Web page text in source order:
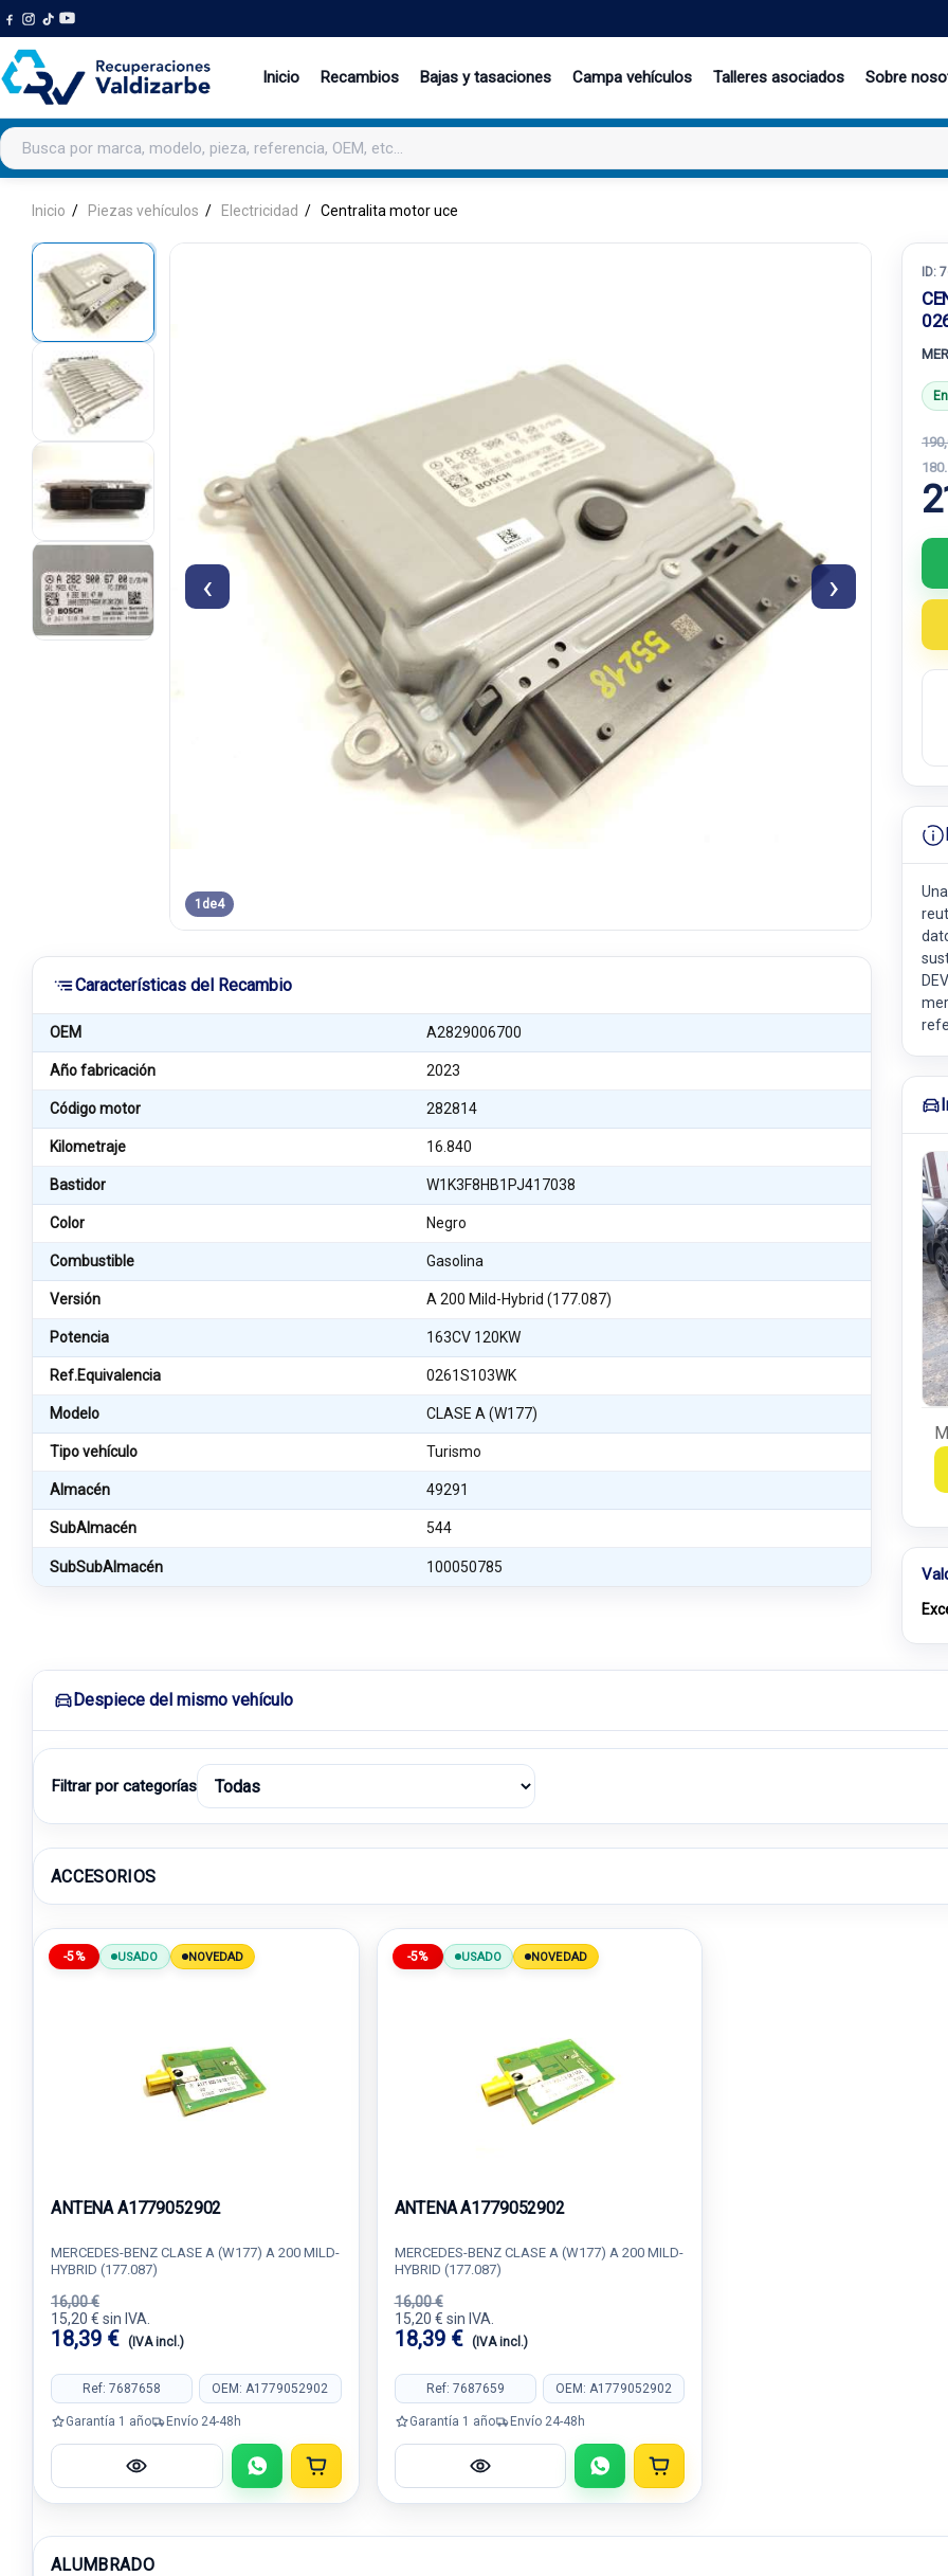
Inicio Recambios Bajas y tasaciones Campa vehículos Talleres asociados Sobre
Buscar productos
Inicio Piezas vehículos Electricidad Centralita motor uce
‹ ›
1 de4
Características del Recambio
OEM A2829006700
Año fabricación 2023
Código motor 282814
Kilometraje 16.840
Bastidor W1K3F8HB1PJ417038
Color Negro
Combustible Gasolina
Versión A 200 Mild-Hybrid (177.087)
Potencia 163CV 120KW
Ref.Equivalencia 0261S103WK
Modelo CLASE A (W177)
Tipo vehículo Turismo
Almacén 49291
SubAlmacén 544
SubSubAlmacén 100050785
ID:
Despiece del mismo vehículo
Filtrar por categorías
ACCESORIOS
-5% USADO NOVEDAD
ANTENA A1779052902
MERCEDES-BENZ CLASE A (W177) A 200 MILD-
HYBRID (177.087)
16,00 €
15,20 € sin IVA.
18,39 € (IVA incl.)
Ref: 7687658 OEM: A1779052902
Garantía 1 año Envío 24-48h
-5% USADO NOVEDAD
ANTENA A1779052902
MERCEDES-BENZ CLASE A (W177) A 200 MILD-
HYBRID (177.087)
16,00 €
15,20 € sin IVA.
18,39 € (IVA incl.)
Ref: 7687659 OEM: A1779052902
Garantía 1 año Envío 24-48h
ALUMBRADO